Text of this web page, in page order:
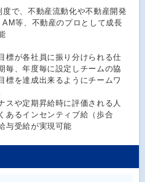
で、不動産流動化や不動産開発
等、不動産のプロとして成長
標が各社員に振り分けられる仕
毎、年度毎に設定しチームの協
標を達成出来るようにチームワ
スや定期昇給時に評価される人
あるインセンティブ給（歩合
与受給が実現可能